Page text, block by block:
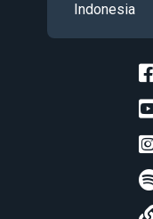
Indonesia